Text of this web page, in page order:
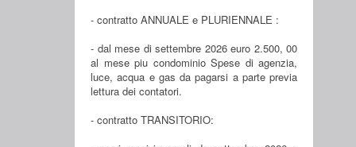
- contratto ANNUALE e PLURIENNALE :
- dal mese di settembre 2026 euro 2.500, 00
al mese piu condominio Spese di agenzia,
luce, acqua e gas da pagarsi a parte previa
lettura dei contatori.
- contratto TRANSITORIO: